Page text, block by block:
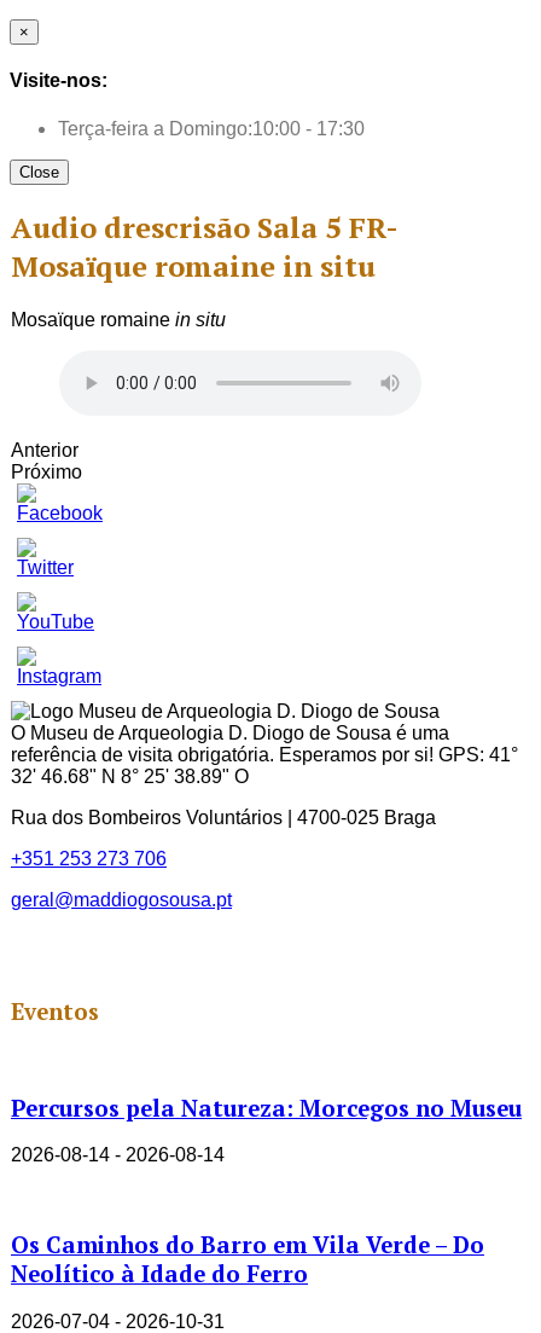
×
Visite-nos:
Terça-feira a Domingo:10:00 - 17:30
Close
Audio drescrisão Sala 5 FR-
Mosaïque romaine in situ
Mosaïque romaine in situ
Anterior
Próximo
Set
Youtube
Channel
ID
O Museu de Arqueologia D. Diogo de Sousa é uma
referência de visita obrigatória. Esperamos por si! GPS: 41°
32' 46.68" N 8° 25' 38.89" O
Rua dos Bombeiros Voluntários | 4700-025 Braga
+351 253 273 706
geral@maddiogosousa.pt
Eventos
Percursos pela Natureza: Morcegos no Museu
2026-08-14 - 2026-08-14
Os Caminhos do Barro em Vila Verde – Do
Neolítico à Idade do Ferro
2026-07-04 - 2026-10-31